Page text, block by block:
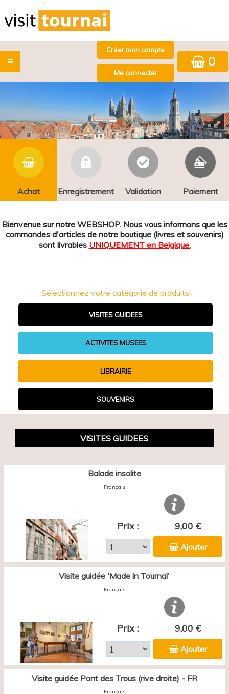
0
Achat Enregistrement Validation Paiement
Bienvenue sur notre WEBSHOP. Nous vous informons que les
commandes d'articles de notre boutique (livres et souvenirs)
sont livrables UNIQUEMENT en Belgique.
Sélectionnez votre catégorie de produits :
VISITES GUIDEES
ACTIVITES MUSEES
LIBRAIRIE
SOUVENIRS
VISITES GUIDEES
Balade insolite
Français
Prix : 9,00 €
Ajouter
Visite guidée 'Made in Tournai'
Français
Prix : 9,00 €
Ajouter
Visite guidée Pont des Trous (rive droite) - FR
Français